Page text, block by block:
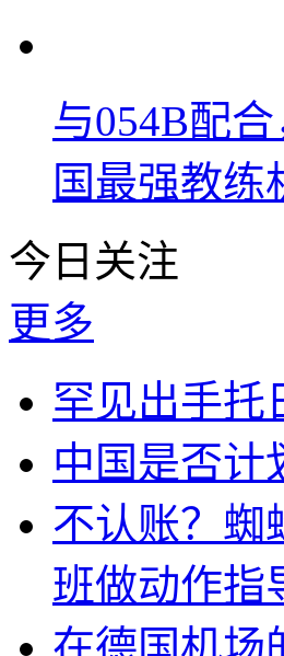
与054B配
国最强教练
今日关注
更多
罕见出手托
中国是否计
不认账？蜘
班做动作指
在德国机场